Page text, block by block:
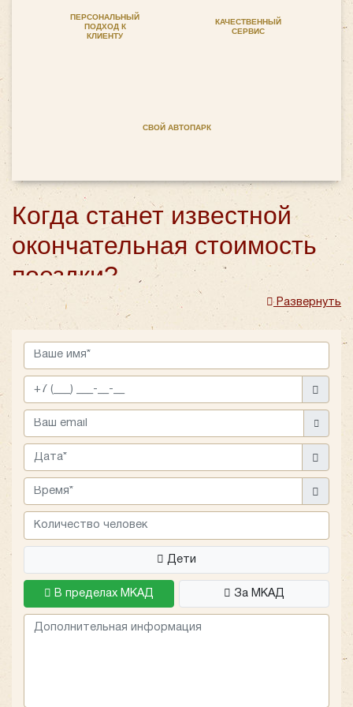
ПЕРСОНАЛЬНЫЙ
ПОДХОД К
КЛИЕНТУ
КАЧЕСТВЕННЫЙ
СЕРВИС
СВОЙ АВТОПАРК
Когда станет известной
окончательная стоимость
поездки?
После того как будут обсуждены все нюансы
будущего путешествия, компания сможет
подготовить предварительный расчет. Как правило,
использовании платных трасс и парковок. Если
арендовать недорогой автобус на свадьбу для
поездки только по Москве, стоимость может
увеличиться, если прогулка затянется — при продлении
времени рейса. Такое часто случается на торжествах,
так как сложно заранее рассчитать время банкета. В
ТК «Повозкин» вопрос продления аренды можно
решить через оператора — этим может заняться
Развернуть
Дети
В пределах МКАД За МКАД